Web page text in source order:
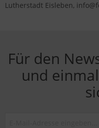
Lutherstadt Eisleben,
Für den
und